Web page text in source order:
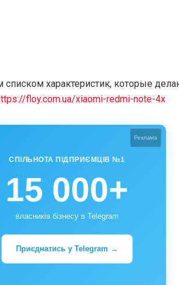
характеристик, которые
floy.com.ua/xiaomi-redmi-note-4x
Реклама
СПІЛЬНОТА ПІДПРИЄМЦІВ №1
15 000+
власників бізнесу в Telegram
Приєднатись у Telegram →